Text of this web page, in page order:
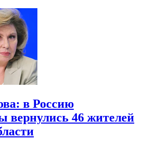
в Россию
вернулись 46 жителей